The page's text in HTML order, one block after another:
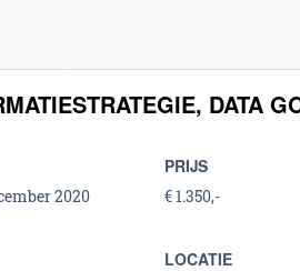
DATA
PRIJS
2020 € 1.350,-
LOCATIE